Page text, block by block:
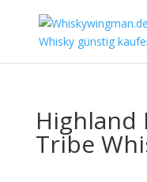
Highland
Tribe